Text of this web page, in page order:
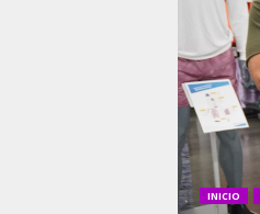
INICIO